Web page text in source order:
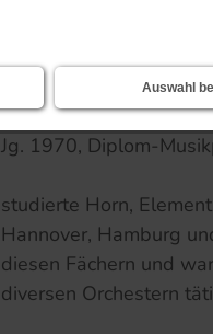
Auswahl
Sebastian
Jg. 1970, Diplom-
studierte Horn,
Hannover, Hamburg
diesen Fächern und
diversen Orchestern